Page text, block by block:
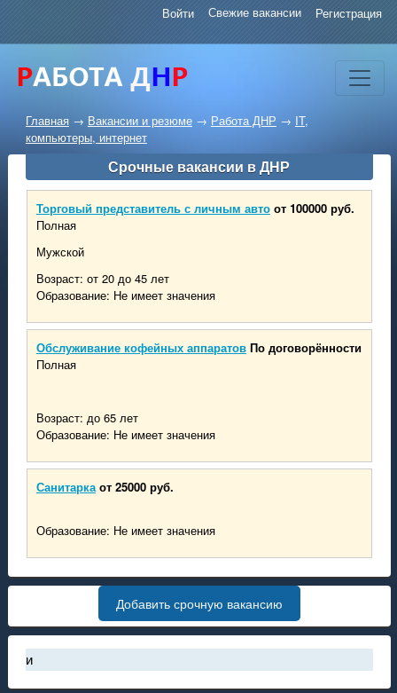
Войти Свежие вакансии Регистрация
Главная → Вакансии и резюме→ Работа ДНР → IT,
компьютеры, интернет
Срочные вакансии в ДНР
Торговый представитель с личным авто от 100000 руб.
Полная
Мужской
Возраст: от 20 до 45 лет
Образование: Не имеет значения
Обслуживание кофейных аппаратов По договорённости
Полная
Возраст: до 65 лет
Образование: Не имеет значения
Санитарка от 25000 руб.
Образование: Не имеет значения
Добавить срочную вакансию